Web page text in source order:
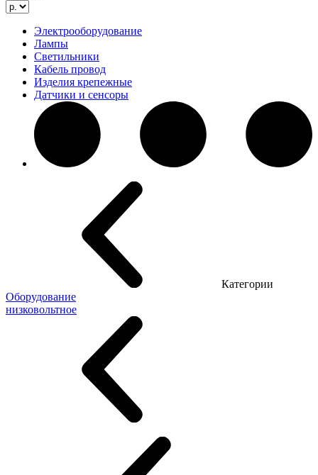
Электрооборудование
Лампы
Светильники
Кабель провод
Изделия крепежные
Датчики и сенсоры
Категории
Оборудование
низковольтное